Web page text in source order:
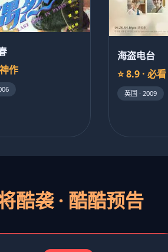
作
海盗电台
⭐ 8.9 · 必看
英国 · 2009
酷袭 · 酷酷预告